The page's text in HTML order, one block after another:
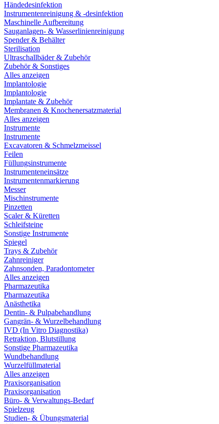
Händedesinfektion
Instrumentenreinigung & -desinfektion
Maschinelle Aufbereitung
Sauganlagen- & Wasserlinienreinigung
Spender & Behälter
Sterilisation
Ultraschallbäder & Zubehör
Zubehör & Sonstiges
Alles anzeigen
Implantologie
Implantologie
Implantate & Zubehör
Membranen & Knochenersatzmaterial
Alles anzeigen
Instrumente
Instrumente
Excavatoren & Schmelzmeissel
Feilen
Füllungsinstrumente
Instrumenteneinsätze
Instrumentenmarkierung
Messer
Mischinstrumente
Pinzetten
Scaler & Küretten
Schleifsteine
Sonstige Instrumente
Spiegel
Trays & Zubehör
Zahnreiniger
Zahnsonden, Paradontometer
Alles anzeigen
Pharmazeutika
Pharmazeutika
Anästhetika
Dentin- & Pulpabehandlung
Gangrän- & Wurzelbehandlung
IVD (In Vitro Diagnostika)
Retraktion, Blutstillung
Sonstige Pharmazeutika
Wundbehandlung
Wurzelfüllmaterial
Alles anzeigen
Praxisorganisation
Praxisorganisation
Büro- & Verwaltungs-Bedarf
Spielzeug
Studien- & Übungsmaterial